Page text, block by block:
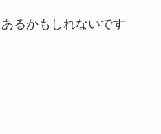
るかもしれないです